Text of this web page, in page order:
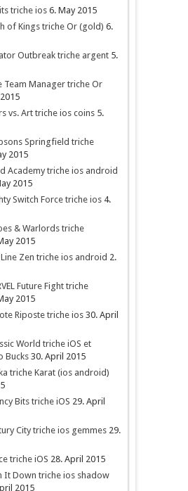
triche ios 6. May 2015
of Kings triche Or (gold) 6.
Outbreak triche argent 5.
Team Manager triche Or
vs. Art triche ios coins 5.
Springfield triche
2015
Academy triche ios android
2015
Switch Force triche ios 4.
& Warlords triche
2015
Zen triche ios android 2.
Future Fight triche
2015
Riposte triche ios 30. April
World triche iOS et
Bucks 30. April 2015
triche Karat (ios android)
Bits triche iOS 29. April
City triche ios gemmes 29.
triche iOS 28. April 2015
It Down triche ios shadow
2015